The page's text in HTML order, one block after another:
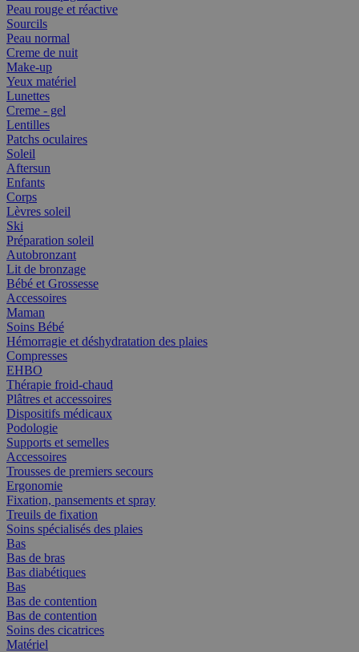
Peau rouge et réactive
Sourcils
Peau normal
Creme de nuit
Make-up
Yeux matériel
Lunettes
Creme - gel
Lentilles
Patchs oculaires
Soleil
Aftersun
Enfants
Corps
Lèvres soleil
Ski
Préparation soleil
Autobronzant
Lit de bronzage
Bébé et Grossesse
Accessoires
Maman
Soins Bébé
Hémorragie et déshydratation des plaies
Compresses
EHBO
Thérapie froid-chaud
Plâtres et accessoires
Dispositifs médicaux
Podologie
Supports et semelles
Accessoires
Trousses de premiers secours
Ergonomie
Fixation, pansements et spray
Treuils de fixation
Soins spécialisés des plaies
Bas
Bas de bras
Bas diabétiques
Bas
Bas de contention
Bas de contention
Soins des cicatrices
Matériel